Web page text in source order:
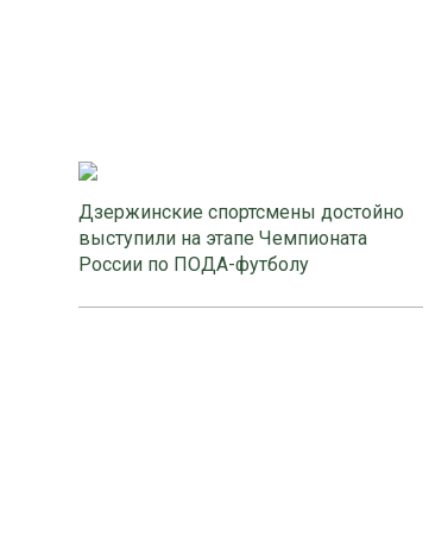
Дзержинские спортсмены достойно
выступили на этапе Чемпионата
России по ПОДА-футболу